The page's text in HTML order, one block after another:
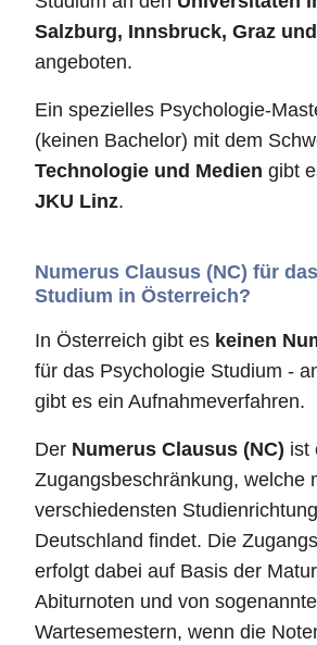
Salzburg, Innsbruck, Graz
angeboten.
Ein spezielles Psychologie-
(keinen Bachelor) mit dem
Technologie und Medien gibt
JKU Linz.
Numerus Clausus (NC) für
Studium in Österreich?
In Österreich gibt es keinen
für das Psychologie Studium -
gibt es ein Aufnahmeverfahren.
Der Numerus Clausus (NC) ist
Zugangsbeschränkung, welche
verschiedensten
Deutschland findet. Die
erfolgt dabei auf Basis der
Abiturnoten und von
Wartesemestern, wenn die